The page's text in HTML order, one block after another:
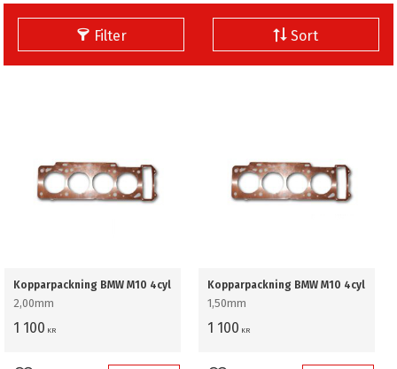
Filter Sort
Kopparpackning BMW M10 4cyl
2,00mm
1 100 KR
Kopparpackning BMW M10 4cyl
1,50mm
1 100 KR